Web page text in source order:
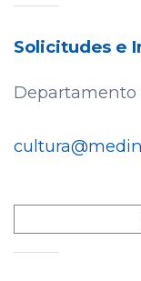
Solicitudes e
Departamento